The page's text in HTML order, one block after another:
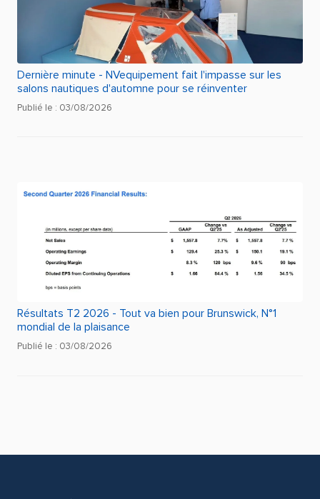
Dernière minute - NVequipement fait l'impasse sur les
salons nautiques d'automne pour se réinventer
Publié le : 03/08/2026
Résultats T2 2026 - Tout va bien pour Brunswick, N°1
mondial de la plaisance
Publié le : 03/08/2026